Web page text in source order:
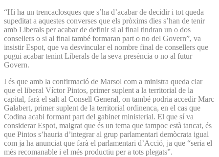
“Hi ha un trencaclosques que s’ha d’acabar de decidir i tot queda
supeditat a aquestes converses que els pròxims dies s’han de tenir
amb Liberals per acabar de definir si al final tindran un o dos
consellers o si al final també formaran part o no del Govern”, va
insistir Espot, que va desvincular el nombre final de consellers que
pugui acabar tenint Liberals de la seva presència o no al futur
Govern.
I és que amb la confirmació de Marsol com a ministra queda clar
que el liberal Víctor Pintos, primer suplent a la territorial de la
capital, farà el salt al Consell General, on també podria accedir Marc
Galabert, primer suplent de la territorial ordinenca, en el cas que
Codina acabi formant part del gabinet ministerial. El que sí va
considerar Espot, malgrat que és un tema que tampoc està tancat, és
que Pintos s’hauria d’integrar al grup parlamentari demòcrata igual
com ja ha anunciat que farà el parlamentari d’Acció, ja que “seria el
més recomanable i el més productiu per a tots plegats”.